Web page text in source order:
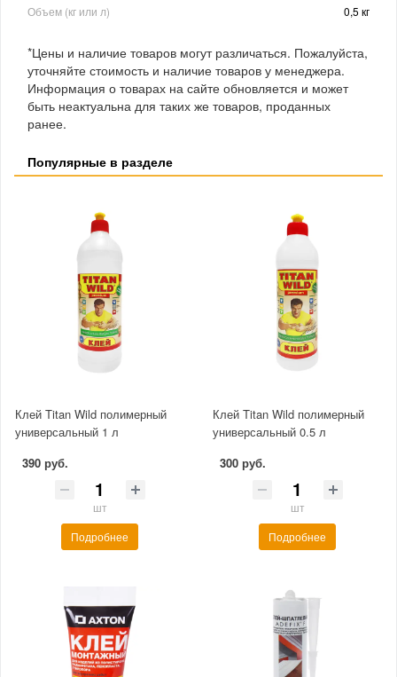
Объем (кг или л)
0,5 кг
*Цены и наличие товаров могут различаться. Пожалуйста,
уточняйте стоимость и наличие товаров у менеджера.
Информация о товарах на сайте обновляется и может
быть неактуальна для таких же товаров, проданных
ранее.
Популярные в разделе
Клей Titan Wild полимерный
универсальный 1 л
390 руб.
шт
Подробнее
Клей Titan Wild полимерный
универсальный 0.5 л
300 руб.
шт
Подробнее